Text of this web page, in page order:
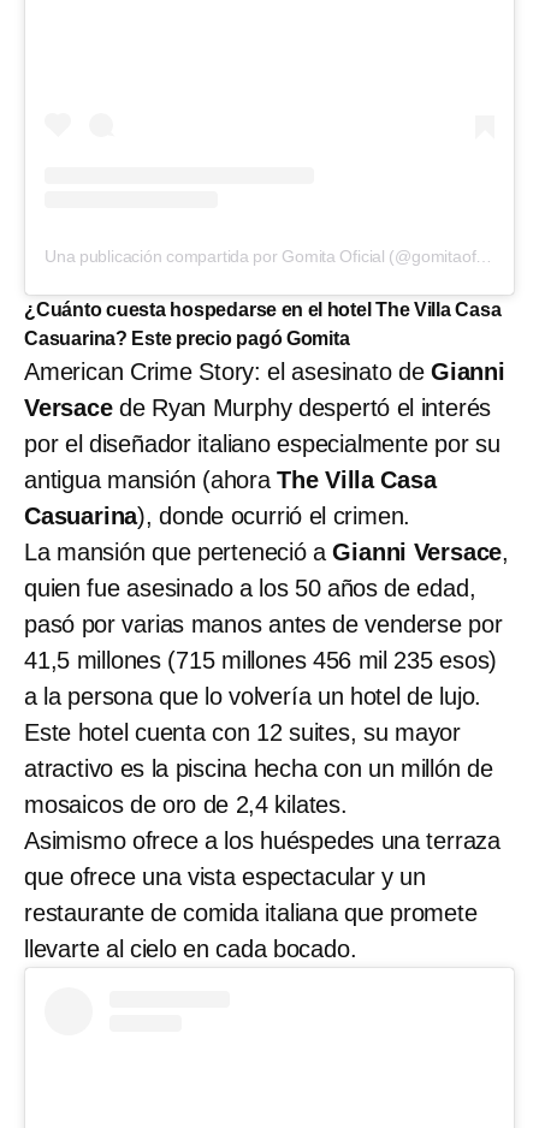
Una publicación compartida por Gomita Oficial (@gomitaoficial123)
¿Cuánto cuesta hospedarse en el hotel The Villa Casa
Casuarina? Este precio pagó Gomita
American Crime Story: el asesinato de Gianni
Versace de Ryan Murphy despertó el interés
por el diseñador italiano especialmente por su
antigua mansión (ahoraThe Villa Casa
Casuarina), donde ocurrió el crimen.
La mansión que perteneció aGianni Versace,
quien fue asesinado a los 50 años de edad,
pasó por varias manos antes de venderse por
41,5 millones (715 millones 456 mil 235 esos)
a la persona que lo volvería un hotel de lujo.
Este hotel cuenta con 12 suites, su mayor
atractivo es la piscina hecha con un millón de
mosaicos de oro de 2,4 kilates.
Asimismo ofrece a los huéspedes una terraza
que ofrece una vista espectacular y un
restaurante de comida italiana que promete
llevarte al cielo en cada bocado.